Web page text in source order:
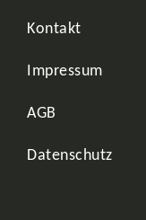
Kontakt
Impressum
AGB
Datenschutz